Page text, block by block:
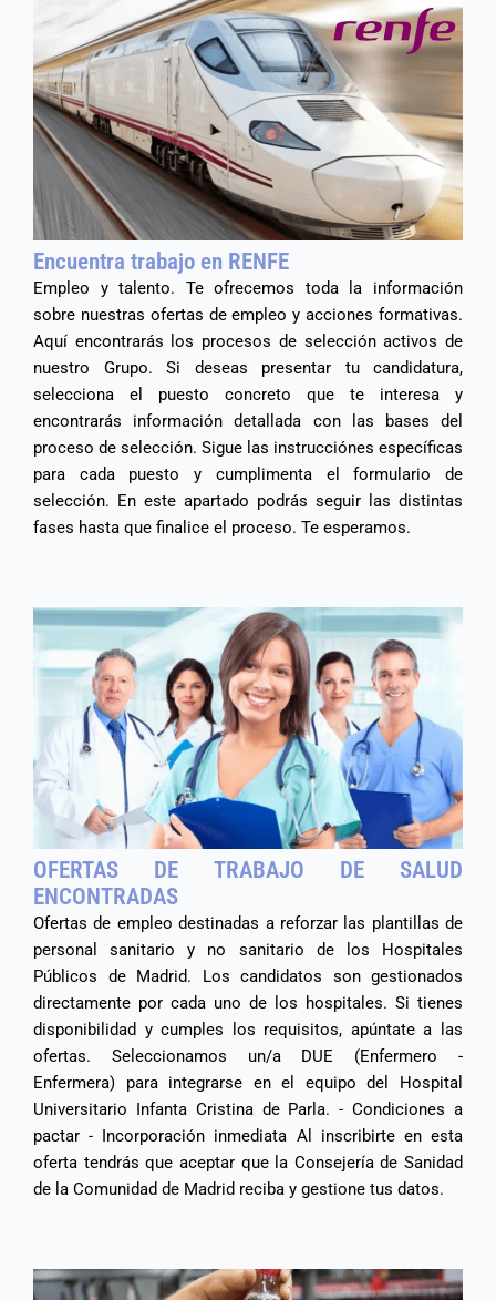
Encuentra trabajo en RENFE
Empleo y talento. Te ofrecemos toda la información
sobre nuestras ofertas de empleo y acciones formativas.
Aquí encontrarás los procesos de selección activos de
nuestro Grupo. Si deseas presentar tu candidatura,
selecciona el puesto concreto que te interesa y
encontrarás información detallada con las bases del
proceso de selección. Sigue las instrucciónes específicas
para cada puesto y cumplimenta el formulario de
selección. En este apartado podrás seguir las distintas
fases hasta que finalice el proceso. Te esperamos.
OFERTAS DE TRABAJO DE SALUD
ENCONTRADAS
Ofertas de empleo destinadas a reforzar las plantillas de
personal sanitario y no sanitario de los Hospitales
Públicos de Madrid. Los candidatos son gestionados
directamente por cada uno de los hospitales. Si tienes
disponibilidad y cumples los requisitos, apúntate a las
ofertas. Seleccionamos un/a DUE (Enfermero -
Enfermera) para integrarse en el equipo del Hospital
Universitario Infanta Cristina de Parla. - Condiciones a
pactar - Incorporación inmediata Al inscribirte en esta
oferta tendrás que aceptar que la Consejería de Sanidad
de la Comunidad de Madrid reciba y gestione tus datos.